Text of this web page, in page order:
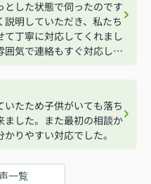
とした状態で伺ったのです
明していただき、私たち
て丁寧に対応してくれまし
囲気で連絡もすぐ対応して
たため子供がいても落ち
ました。また最初の相談か
りやすい対応でした。
一覧